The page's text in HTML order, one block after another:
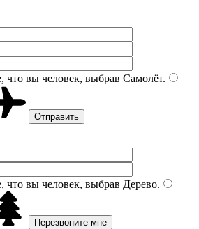
что вы человек, выбрав Самолёт.
что вы человек, выбрав Дерево.